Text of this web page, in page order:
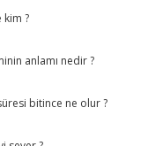
kim ?
anlamı nedir ?
bitince ne olur ?